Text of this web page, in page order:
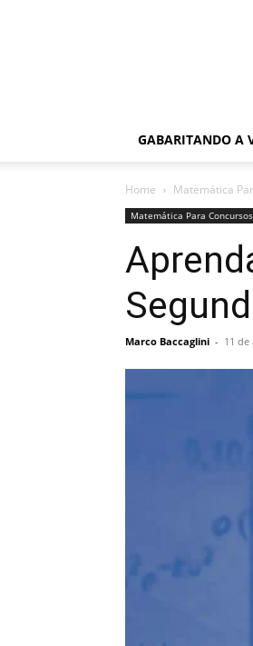
GABARITANDO A
Home Matemática
Matemática Para Concursos
Marco Baccaglini - 11 de